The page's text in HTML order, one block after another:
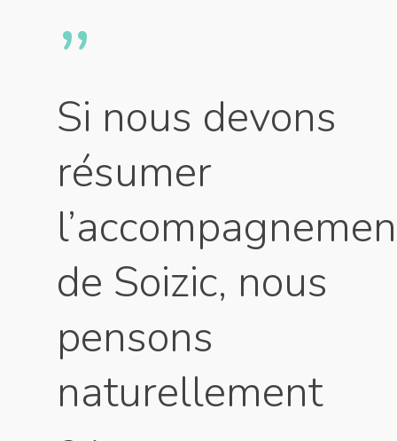
”
Si nous devons
résumer
de Soizic, nous
pensons
naturellement